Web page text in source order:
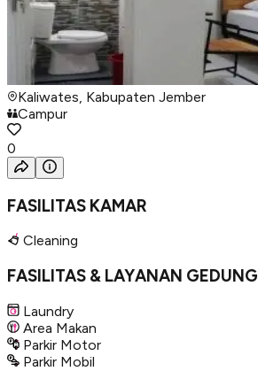
Kaliwates, Kabupaten Jember
Campur
0
FASILITAS KAMAR
Cleaning
FASILITAS & LAYANAN GEDUNG
Laundry
Area Makan
Parkir Motor
Parkir Mobil